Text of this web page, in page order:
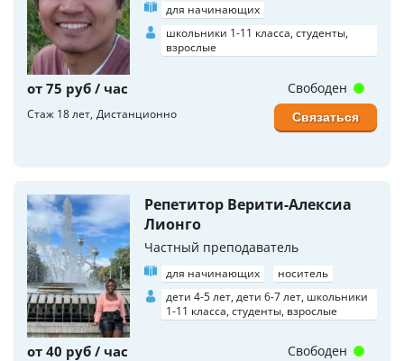
для начинающих
школьники 1-11 класса, студенты,
взрослые
от 75 руб / час
Стаж 18 лет Дистанционно
Свободен
Связаться
Репетитор Верити-Алексиа
Лионго
Частный преподаватель
для начинающих
носитель
дети 4-5 лет, дети 6-7 лет, школьники
1-11 класса, студенты, взрослые
от 40 руб / час Свободен